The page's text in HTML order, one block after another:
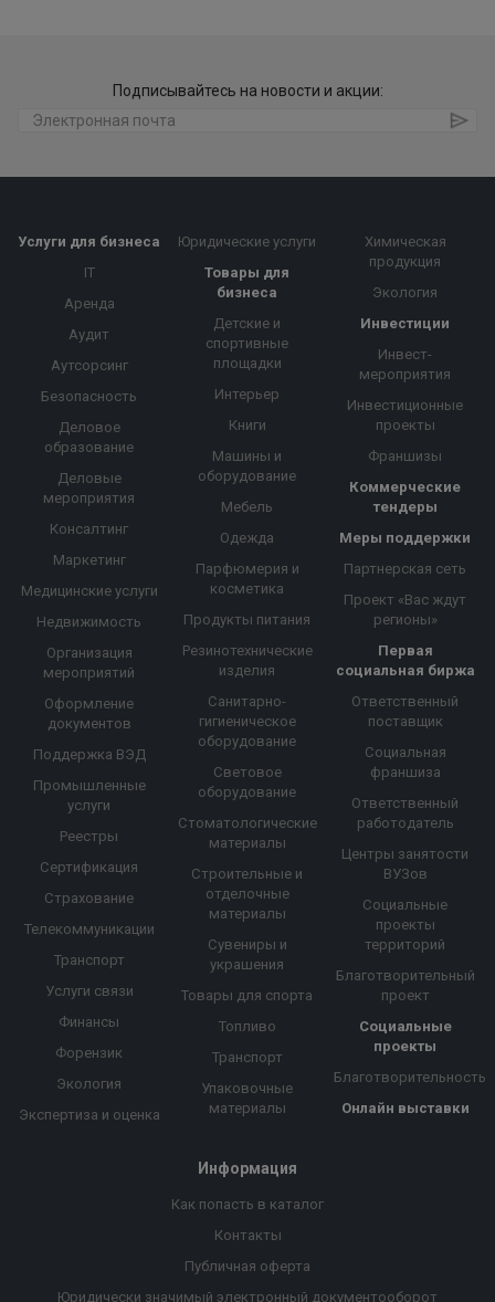
Подписывайтесь на новости и акции:
Услуги для бизнеса
IT
Аренда
Аудит
Аутсорсинг
Безопасность
Деловое
образование
Деловые
мероприятия
Консалтинг
Маркетинг
Медицинские услуги
Недвижимость
Организация
мероприятий
Оформление
документов
Поддержка ВЭД
Промышленные
услуги
Реестры
Сертификация
Страхование
Телекоммуникации
Транспорт
Услуги связи
Финансы
Форензик
Экология
Экспертиза и оценка
Юридические услуги
Товары для
бизнеса
Детские и
спортивные
площадки
Интерьер
Книги
Машины и
оборудование
Мебель
Одежда
Парфюмерия и
косметика
Продукты питания
Резинотехнические
изделия
Санитарно-
гигиеническое
оборудование
Световое
оборудование
Стоматологические
материалы
Строительные и
отделочные
материалы
Сувениры и
украшения
Товары для спорта
Топливо
Транспорт
Упаковочные
материалы
Химическая
продукция
Экология
Инвестиции
Инвест-
мероприятия
Инвестиционные
проекты
Франшизы
Коммерческие
тендеры
Меры поддержки
Партнерская сеть
Проект «Вас ждут
регионы»
Первая
социальная биржа
Ответственный
поставщик
Социальная
франшиза
Ответственный
работодатель
Центры занятости
ВУЗов
Социальные
проекты
территорий
Благотворительный
проект
Социальные
проекты
Благотворительность
Онлайн выставки
Информация
Как попасть в каталог
Контакты
Публичная оферта
Юридически значимый электронный документооборот